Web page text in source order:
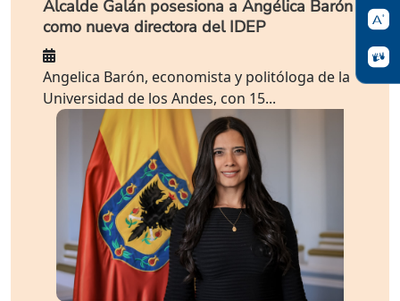
Alcalde Galán posesiona a Angélica Barón
como nueva directora del IDEP
Angelica Barón, economista y politóloga de la
Universidad de los Andes, con 15...